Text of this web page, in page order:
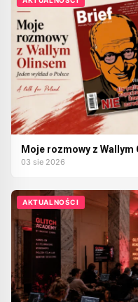
Moje rozmowy z Wallym
03 sie 2026
AKTUALNOŚCI